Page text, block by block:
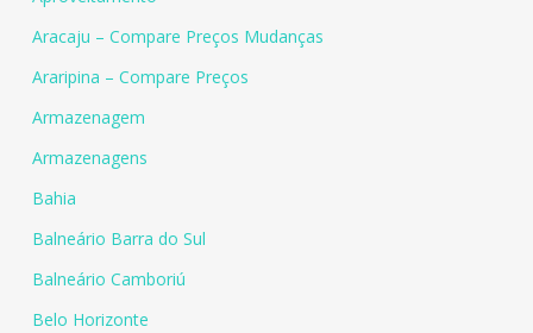
Aracaju – Compare Preços Mudanças
Araripina – Compare Preços
Armazenagem
Armazenagens
Bahia
Balneário Barra do Sul
Balneário Camboriú
Belo Horizonte